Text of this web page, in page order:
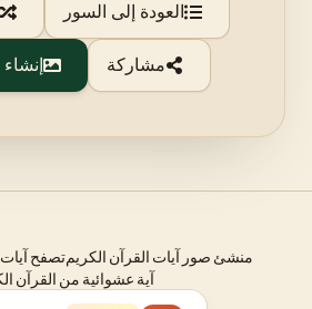
العودة إلى السور
مشاركة
منشئ صور آيات القرآن الكريمتصفح آيات
آية عشوائية من القرآن